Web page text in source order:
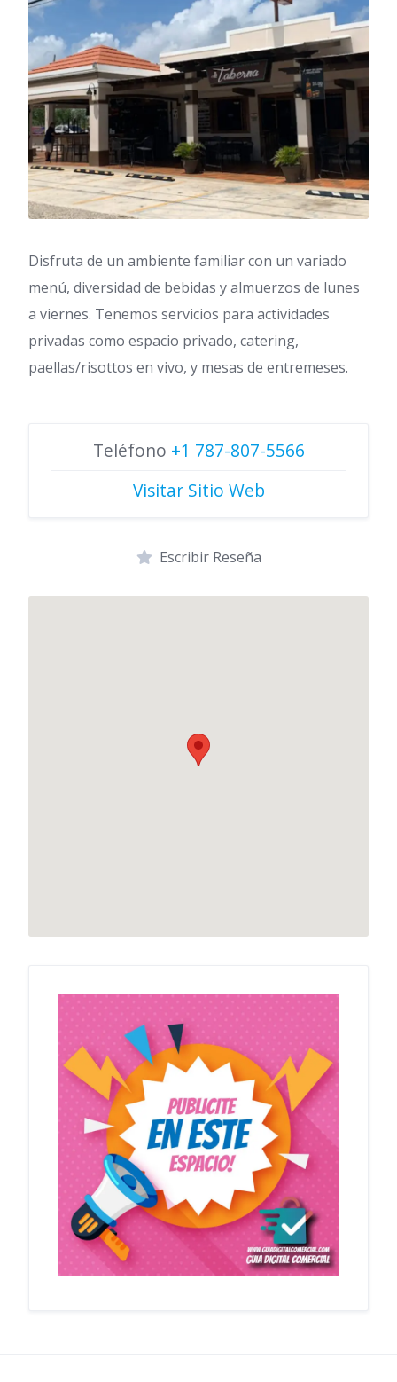
Disfruta de un ambiente familiar con un variado
menú, diversidad de bebidas y almuerzos de lunes
a viernes. Tenemos servicios para actividades
privadas como espacio privado, catering,
paellas/risottos en vivo, y mesas de entremeses.
Teléfono +1 787-807-5566
Visitar Sitio Web
Escribir Reseña